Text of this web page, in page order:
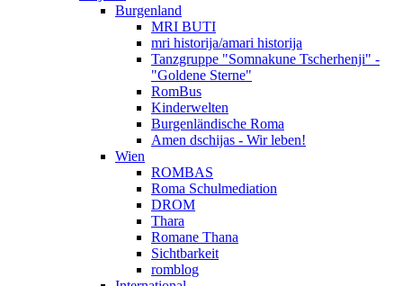
Burgenland
MRI BUTI
mri historija/amari historija
Tanzgruppe "Somnakune Tscherhenji" -
"Goldene Sterne"
RomBus
Kinderwelten
Burgenländische Roma
Amen dschijas - Wir leben!
Wien
ROMBAS
Roma Schulmediation
DROM
Thara
Romane Thana
Sichtbarkeit
romblog